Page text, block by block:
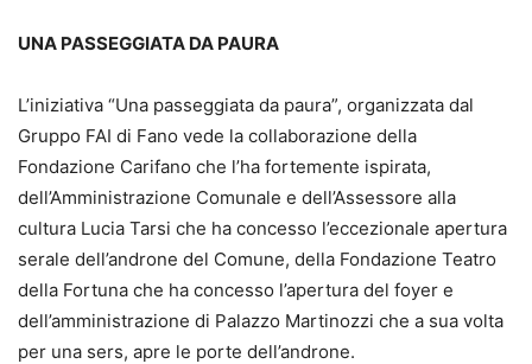
UNA PASSEGGIATA DA PAURA
L’iniziativa “Una passeggiata da paura”, organizzata dal
Gruppo FAI di Fano vede la collaborazione della
Fondazione Carifano che l’ha fortemente ispirata,
dell’Amministrazione Comunale e dell’Assessore alla
cultura Lucia Tarsi che ha concesso l’eccezionale apertura
serale dell’androne del Comune, della Fondazione Teatro
della Fortuna che ha concesso l’apertura del foyer e
dell’amministrazione di Palazzo Martinozzi che a sua volta
per una sers, apre le porte dell’androne.